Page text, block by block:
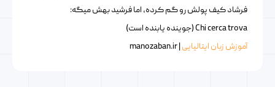
فرشاد کیف پولش رو گم کرده، اما فرشید بهش میگه:
Chi cerca trova (جوینده یابنده است)
آموزش زبان ایتالیایی